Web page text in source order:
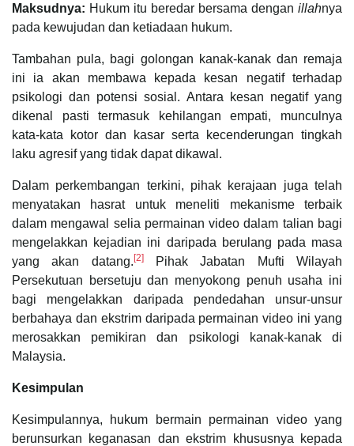
Maksudnya: Hukum itu beredar bersama dengan illahnya
pada kewujudan dan ketiadaan hukum.
Tambahan pula, bagi golongan kanak-kanak dan remaja
ini ia akan membawa kepada kesan negatif terhadap
psikologi dan potensi sosial. Antara kesan negatif yang
dikenal pasti termasuk kehilangan empati, munculnya
kata-kata kotor dan kasar serta kecenderungan tingkah
laku agresif yang tidak dapat dikawal.
Dalam perkembangan terkini, pihak kerajaan juga telah
menyatakan hasrat untuk meneliti mekanisme terbaik
dalam mengawal selia permainan video dalam talian bagi
mengelakkan kejadian ini daripada berulang pada masa
yang akan datang.[2]Pihak Jabatan Mufti Wilayah
Persekutuan bersetuju dan menyokong penuh usaha ini
bagi mengelakkan daripada pendedahan unsur-unsur
berbahaya dan ekstrim daripada permainan video ini yang
merosakkan pemikiran dan psikologi kanak-kanak di
Malaysia.
Kesimpulan
Kesimpulannya, hukum bermain permainan video yang
berunsurkan keganasan dan ekstrim khususnya kepada